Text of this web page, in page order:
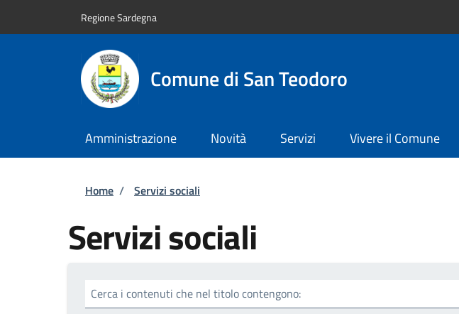
Regione Sardegna
Comune di San Teodoro
Amministrazione Novità Servizi Vivere il Comune
Briciole di pane
Home / Servizi sociali
Servizi sociali
Cerca i contenuti che nel titolo contengono: